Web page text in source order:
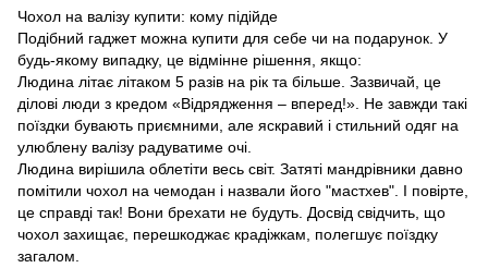
Чохол на валізу купити: кому підійде
Подібний гаджет можна купити для себе чи на подарунок. У
будь-якому випадку, це відмінне рішення, якщо:
Людина літає літаком 5 разів на рік та більше. Зазвичай, це
ділові люди з кредом «Відрядження – вперед!». Не завжди такі
поїздки бувають приємними, але яскравий і стильний одяг на
улюблену валізу радуватиме очі.
Людина вирішила облетіти весь світ. Затяті мандрівники давно
помітили чохол на чемодан і назвали його "мастхев". І повірте,
це справді так! Вони брехати не будуть. Досвід свідчить, що
чохол захищає, перешкоджає крадіжкам, полегшує поїздку
загалом.